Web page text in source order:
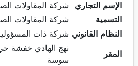
الإسم التجاري
شركة المقاولات
التسمية
شركة المقاولات
النظام القانوني شركة ذات
المقر
سوسة